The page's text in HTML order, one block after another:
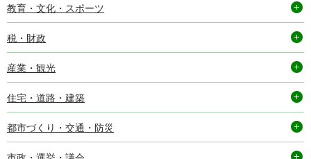
教育・文化・スポーツ
税・財政
産業・観光
住宅・道路・建築
都市づくり・交通・防災